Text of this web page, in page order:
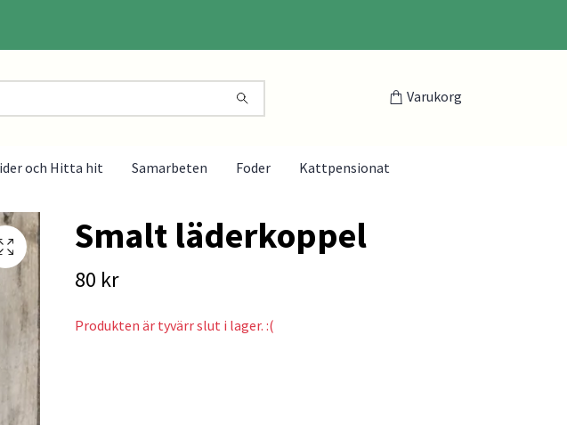
Varukorg
och Hitta hit Samarbeten Foder Kattpensionat
Smalt läderkoppel
80 kr
Produkten är tyvärr slut i lager. :(